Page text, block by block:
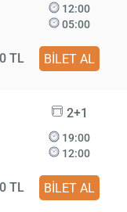
12:00
05:00
TL BİLET AL
2+1
19:00
12:00
TL BİLET AL